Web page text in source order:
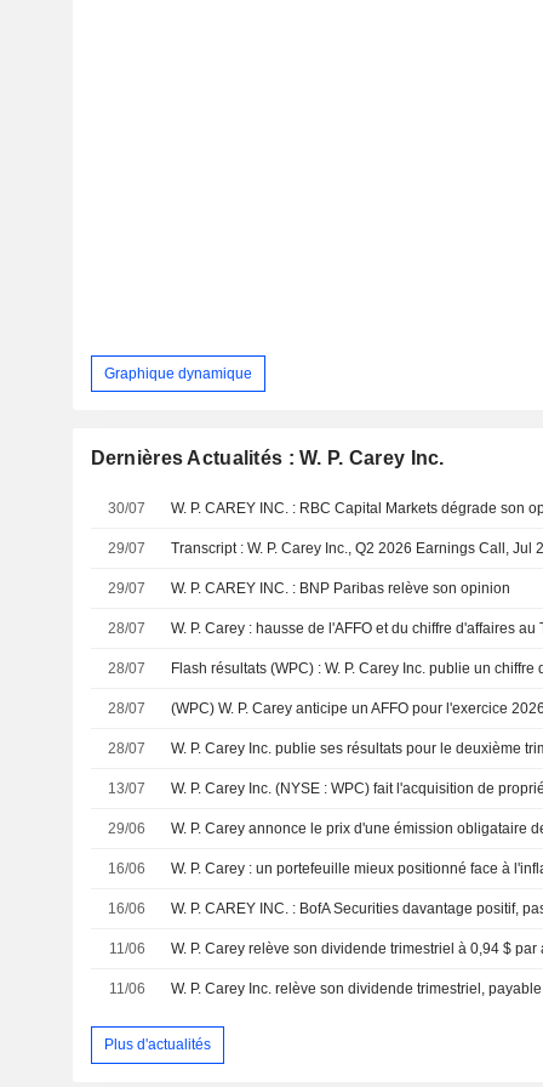
Graphique dynamique
Dernières Actualités : W. P. Carey Inc.
30/07 W. P. CAREY INC. : RBC Capital Markets dégrade son
29/07 Transcript : W. P. Carey Inc., Q2 2026 Earnings Call, Jul
29/07 W. P. CAREY INC. : BNP Paribas relève son opinion
28/07
28/07
28/07
28/07
13/07
29/06
16/06 W. P. Carey : un portefeuille mieux positionné face à
16/06 W. P. CAREY INC. : BofA Securities davantage positif,
11/06
11/06 W. P. Carey Inc. relève son dividende trimestriel,
Plus d'actualités